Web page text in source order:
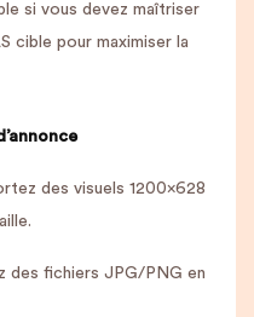
si vous devez maîtriser
cible pour maximiser la
des visuels 1200×628
des fichiers JPG/PNG en